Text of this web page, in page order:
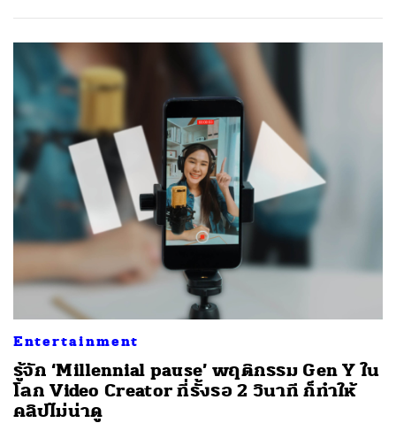
Entertainment
รู้จัก ‘Millennial pause’ พฤติกรรม Gen Y ใน
โลก Video Creator ที่รั้งรอ 2 วินาที ก็ทำให้
คลิปไม่น่าดู